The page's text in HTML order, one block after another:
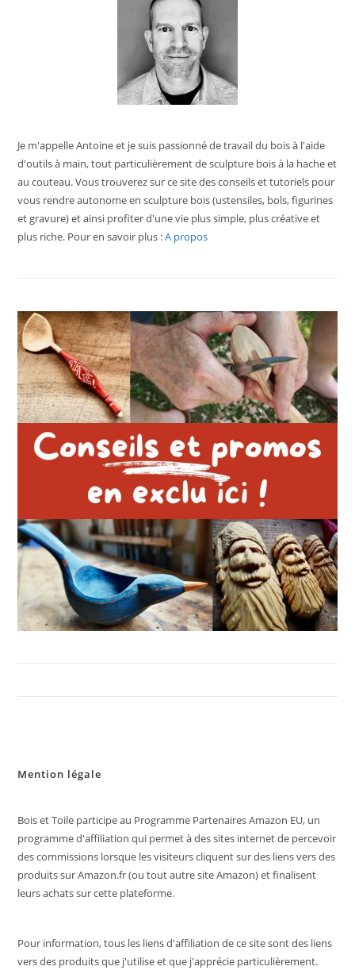
Je m'appelle Antoine et je suis passionné de travail du bois à l'aide
d'outils à main, tout particulièrement de sculpture bois à la hache et
au couteau. Vous trouverez sur ce site des conseils et tutoriels pour
vous rendre autonome en sculpture bois (ustensiles, bols, figurines
et gravure) et ainsi profiter d'une vie plus simple, plus créative et
plus riche. Pour en savoir plus :A propos
Mention légale
Bois et Toile participe au Programme Partenaires Amazon EU, un
programme d'affiliation qui permet à des sites internet de percevoir
des commissions lorsque les visiteurs cliquent sur des liens vers des
produits sur Amazon.fr (ou tout autre site Amazon) et finalisent
leurs achats sur cette plateforme.
Pour information, tous les liens d'affiliation de ce site sont des liens
vers des produits que j'utilise et que j'apprécie particulièrement.